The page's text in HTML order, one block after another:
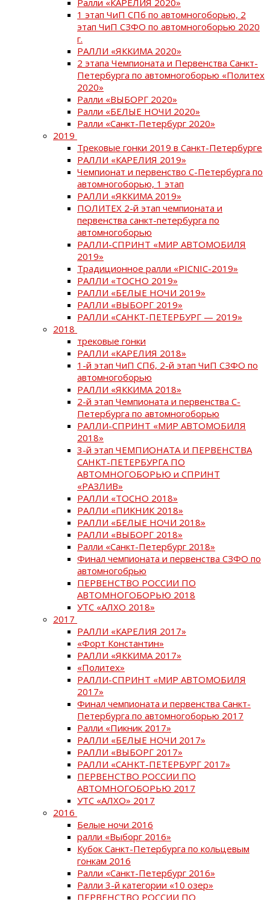
1 этап ЧиП СПб по автомногоборью, 2
этап ЧиП СЗФО по автомногоборью 2020
г.
РАЛЛИ «ЯККИМА 2020»
2 этапа Чемпионата и Первенства Санкт-
Петербурга по автомногоборью «Политех
2020»
Ралли «ВЫБОРГ 2020»
Ралли «БЕЛЫЕ НОЧИ 2020»
Ралли «Санкт-Петербург 2020»
2019
Трековые гонки 2019 в Санкт-Петербурге
РАЛЛИ «КАРЕЛИЯ 2019»
Чемпионат и первенство С-Петербурга по
автомногоборью, 1 этап
РАЛЛИ «ЯККИМА 2019»
ПОЛИТЕХ 2-й этап чемпионата и
первенства санкт-петербурга по
автомногоборью
РАЛЛИ-СПРИНТ «МИР АВТОМОБИЛЯ
2019»
Традиционное ралли «PICNIC-2019»
РАЛЛИ «ТОСНО 2019»
РАЛЛИ «БЕЛЫЕ НОЧИ 2019»
РАЛЛИ «ВЫБОРГ 2019»
РАЛЛИ «САНКТ-ПЕТЕРБУРГ — 2019»
2018
трековые гонки
РАЛЛИ «КАРЕЛИЯ 2018»
1-й этап ЧиП СПб, 2-й этап ЧиП СЗФО по
автомногоборью
РАЛЛИ «ЯККИМА 2018»
2-й этап Чемпионата и первенства С-
Петербурга по автомногоборью
РАЛЛИ-СПРИНТ «МИР АВТОМОБИЛЯ
2018»
3-й этап ЧЕМПИОНАТА И ПЕРВЕНСТВА
САНКТ-ПЕТЕРБУРГА ПО
АВТОМНОГОБОРЬЮ и СПРИНТ
«РАЗЛИВ»
РАЛЛИ «ТОСНО 2018»
РАЛЛИ «ПИКНИК 2018»
РАЛЛИ «БЕЛЫЕ НОЧИ 2018»
РАЛЛИ «ВЫБОРГ 2018»
Ралли «Санкт-Петербург 2018»
Финал чемпионата и первенства СЗФО по
автомногобрью
ПЕРВЕНСТВО РОССИИ ПО
АВТОМНОГОБОРЬЮ 2018
УТС «АЛХО 2018»
2017
РАЛЛИ «КАРЕЛИЯ 2017»
«Форт Константин»
РАЛЛИ «ЯККИМА 2017»
«Политех»
РАЛЛИ-СПРИНТ «МИР АВТОМОБИЛЯ
2017»
Финал чемпионата и первенства Санкт-
Петербурга по автомногоборью 2017
Ралли «Пикник 2017»
РАЛЛИ «БЕЛЫЕ НОЧИ 2017»
РАЛЛИ «ВЫБОРГ 2017»
РАЛЛИ «САНКТ-ПЕТЕРБУРГ 2017»
ПЕРВЕНСТВО РОССИИ ПО
АВТОМНОГОБОРЬЮ 2017
УТС «АЛХО» 2017
2016
Белые ночи 2016
ралли «Выборг 2016»
Кубок Санкт-Петербурга по кольцевым
гонкам 2016
Ралли «Санкт-Петербург 2016»
Ралли 3-й категории «10 озер»
ПЕРВЕНСТВО РОССИИ ПО